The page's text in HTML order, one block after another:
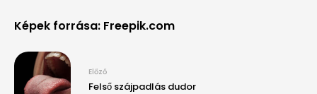
Képek forrása: Freepik.com
Előző
Felső szájpadlás dudor